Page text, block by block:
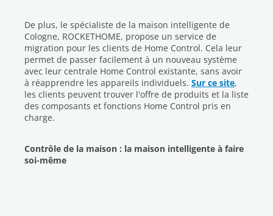
De plus, le spécialiste de la maison intelligente de
Cologne, ROCKETHOME, propose un service de
migration pour les clients de Home Control. Cela leur
permet de passer facilement à un nouveau système
avec leur centrale Home Control existante, sans avoir
à réapprendre les appareils individuels. Sur ce site,
les clients peuvent trouver l'offre de produits et la liste
des composants et fonctions Home Control pris en
charge.
Contrôle de la maison : la maison intelligente à faire
soi-même